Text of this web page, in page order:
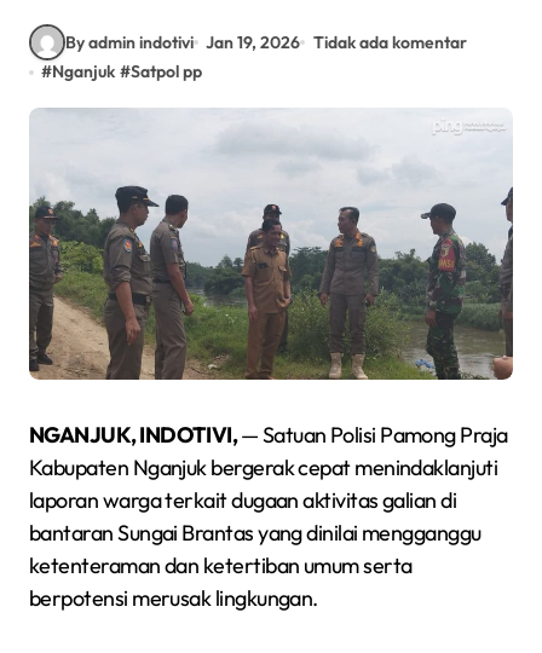
By admin indotivi Jan 19, 2026 Tidak ada komentar
#Nganjuk #Satpol pp
NGANJUK, INDOTIVI,— Satuan Polisi Pamong Praja
Kabupaten Nganjuk bergerak cepat menindaklanjuti
laporan warga terkait dugaan aktivitas galian di
bantaran Sungai Brantas yang dinilai mengganggu
ketenteraman dan ketertiban umum serta
berpotensi merusak lingkungan.